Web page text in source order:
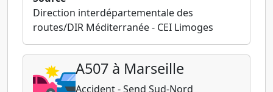
Direction interdépartementale des
routes/DIR Méditerranée - CEI Limoges
A507 à Marseille
Accident - Send Sud-Nord